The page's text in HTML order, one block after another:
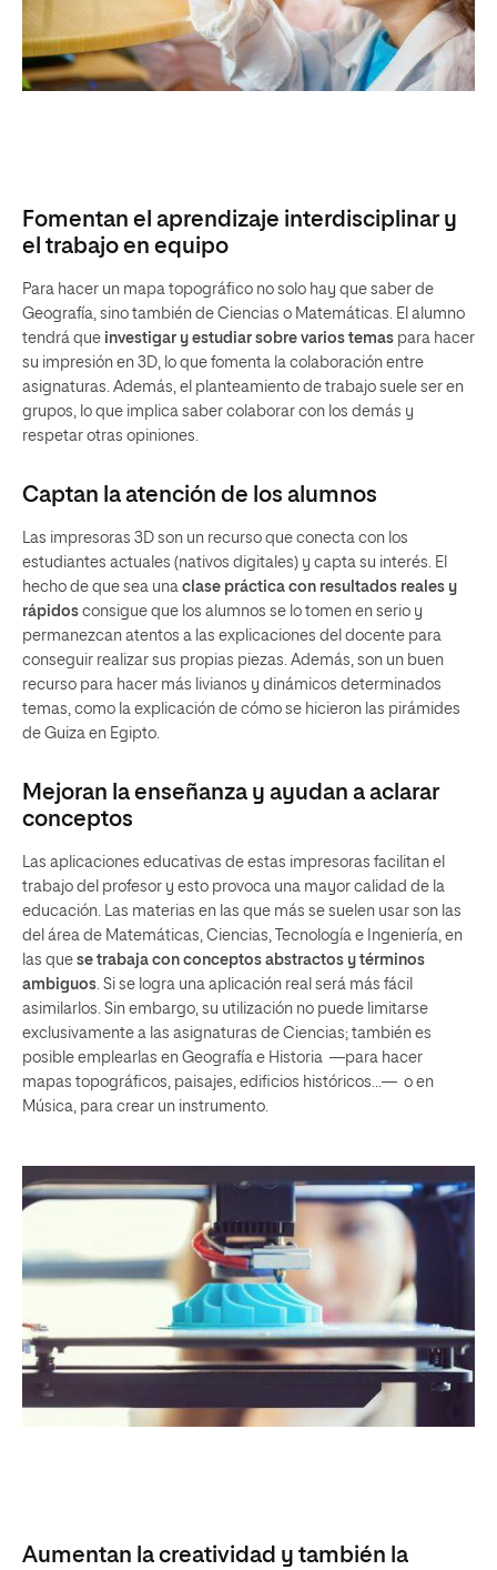
Fomentan el aprendizaje interdisciplinar y
el trabajo en equipo
Para hacer un mapa topográfico no solo hay que saber de
Geografía, sino también de Ciencias o Matemáticas. El alumno
tendrá que investigar y estudiar sobre varios temas para hacer
su impresión en 3D, lo que fomenta la colaboración entre
asignaturas. Además, el planteamiento de trabajo suele ser en
grupos, lo que implica saber colaborar con los demás y
respetar otras opiniones.
Captan la atención de los alumnos
Las impresoras 3D son un recurso que conecta con los
estudiantes actuales (nativos digitales) y capta su interés. El
hecho de que sea una clase práctica con resultados reales y
rápidos consigue que los alumnos se lo tomen en serio y
permanezcan atentos a las explicaciones del docente para
conseguir realizar sus propias piezas. Además, son un buen
recurso para hacer más livianos y dinámicos determinados
temas, como la explicación de cómo se hicieron las pirámides
de Guiza en Egipto.
Mejoran la enseñanza y ayudan a aclarar
conceptos
Las aplicaciones educativas de estas impresoras facilitan el
trabajo del profesor y esto provoca una mayor calidad de la
educación. Las materias en las que más se suelen usar son las
del área de Matemáticas, Ciencias, Tecnología e Ingeniería, en
las que se trabaja con conceptos abstractos y términos
ambiguos. Si se logra una aplicación real será más fácil
asimilarlos. Sin embargo, su utilización no puede limitarse
exclusivamente a las asignaturas de Ciencias; también es
posible emplearlas en Geografía e Historia —para hacer
mapas topográficos, paisajes, edificios históricos…— o en
Música, para crear un instrumento.
Aumentan la creatividad y también la